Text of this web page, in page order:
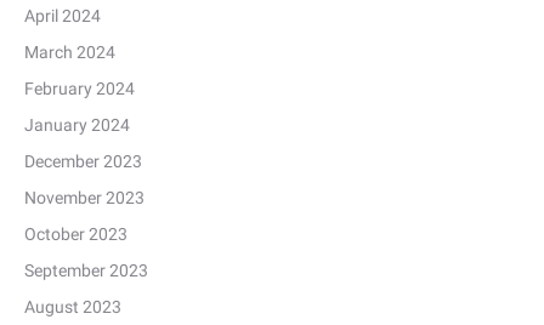
April 2024
March 2024
February 2024
January 2024
December 2023
November 2023
October 2023
September 2023
August 2023